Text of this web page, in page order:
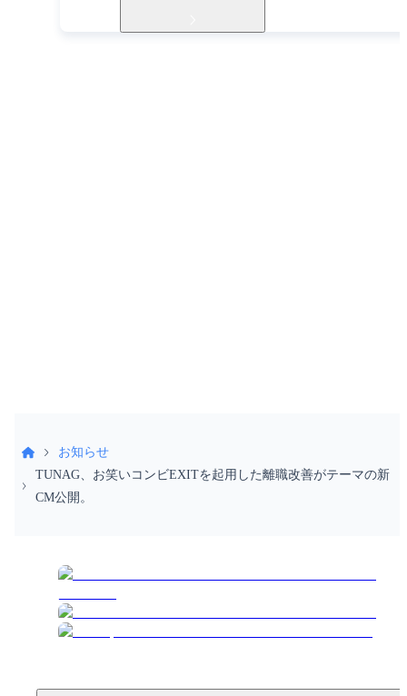
お知らせ
TUNAG、お笑いコンビEXITを起用した離職改善がテーマの新
CM公開。